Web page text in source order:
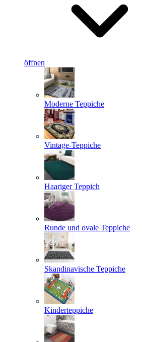
öffnen
Moderne Teppiche
Vintage-Teppiche
Haariger Teppich
Runde und ovale Teppiche
Skandinavische Teppiche
Kinderteppiche